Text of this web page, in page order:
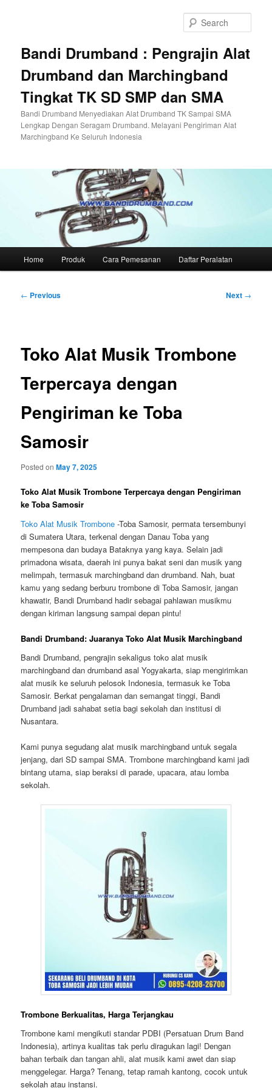
Bandi Drumband : Pengrajin Alat
Drumband dan Marchingband
Tingkat TK SD SMP dan SMA
Bandi Drumband Menyediakan Alat Drumband TK Sampai SMA
Lengkap Dengan Seragam Drumband. Melayani Pengiriman Alat
Marchingband Ke Seluruh Indonesia
Home Produk Cara Pemesanan Daftar Peralatan
Post
← Previous Next →
Toko Alat Musik Trombone
Terpercaya dengan
Pengiriman ke Toba
Samosir
Posted onMay 7, 2025
Toko Alat Musik Trombone Terpercaya dengan Pengiriman
ke Toba Samosir
Toko Alat Musik Trombone -Toba Samosir, permata tersembunyi
di Sumatera Utara, terkenal dengan Danau Toba yang
mempesona dan budaya Bataknya yang kaya. Selain jadi
primadona wisata, daerah ini punya bakat seni dan musik yang
melimpah, termasuk marchingband dan drumband. Nah, buat
kamu yang sedang berburu trombone di Toba Samosir, jangan
khawatir, Bandi Drumband hadir sebagai pahlawan musikmu
dengan kiriman langsung sampai depan pintu!
Bandi Drumband: Juaranya Toko Alat Musik Marchingband
Bandi Drumband, pengrajin sekaligus toko alat musik
marchingband dan drumband asal Yogyakarta, siap mengirimkan
alat musik ke seluruh pelosok Indonesia, termasuk ke Toba
Samosir. Berkat pengalaman dan semangat tinggi, Bandi
Drumband jadi sahabat setia bagi sekolah dan institusi di
Nusantara.
Kami punya segudang alat musik marchingband untuk segala
jenjang, dari SD sampai SMA. Trombone marchingband kami jadi
bintang utama, siap beraksi di parade, upacara, atau lomba
sekolah.
Trombone Berkualitas, Harga Terjangkau
Trombone kami mengikuti standar PDBI (Persatuan Drum Band
Indonesia), artinya kualitas tak perlu diragukan lagi! Dengan
bahan terbaik dan tangan ahli, alat musik kami awet dan siap
menggelegar. Harga? Tenang, tetap ramah kantong, cocok untuk
sekolah atau instansi.